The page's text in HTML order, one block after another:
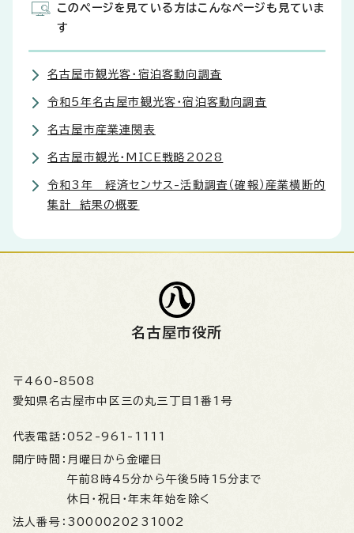
このページを見ている方はこんなページも見ていま
す
名古屋市観光客・宿泊客動向調査
令和5年名古屋市観光客・宿泊客動向調査
名古屋市産業連関表
名古屋市観光・MICE戦略2028
令和3年 経済センサス-活動調査（確報）産業横断的
集計 結果の概要
名古屋市役所
〒460-8508
愛知県名古屋市中区三の丸三丁目1番1号
代表電話： 052-961-1111
開庁時間： 月曜日から金曜日
午前8時45分から午後5時15分まで
休日・祝日・年末年始を除く
法人番号： 3000020231002